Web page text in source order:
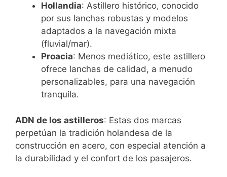
Hollandia: Astillero histórico, conocido
por sus lanchas robustas y modelos
adaptados a la navegación mixta
(fluvial/mar).
Proacia: Menos mediático, este astillero
ofrece lanchas de calidad, a menudo
personalizables, para una navegación
tranquila.
ADN de los astilleros: Estas dos marcas
perpetúan la tradición holandesa de la
construcción en acero, con especial atención a
la durabilidad y el confort de los pasajeros.